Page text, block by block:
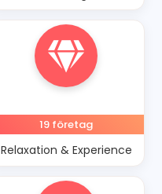
19 företag
Relaxation & Experience